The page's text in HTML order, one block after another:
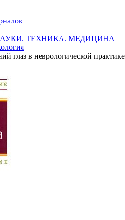
ТЕХНИКА. МЕДИЦИНА
глаз в неврологической практике